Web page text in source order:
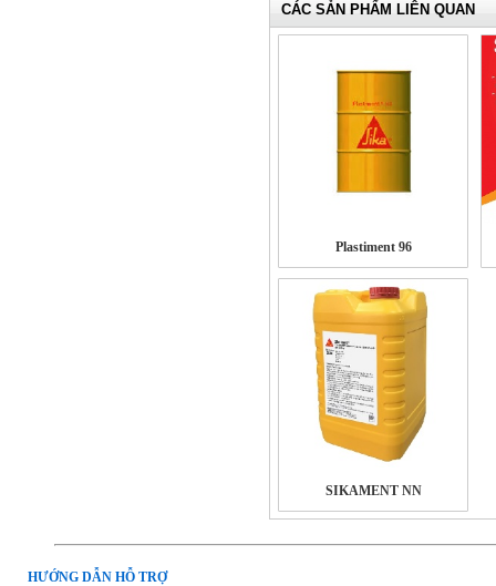
CÁC SẢN PHẨM LIÊN QUAN
Plastiment 96
SIKAMENT NN
HƯỚNG DẪN HỖ TRỢ